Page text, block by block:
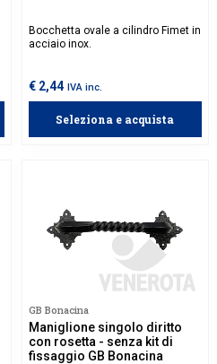
Bocchetta ovale a cilindro Fimet in
acciaio inox.
€ 2,44 IVA inc.
Seleziona e acquista
GB Bonacina
Maniglione singolo diritto
con rosetta - senza kit di
fissaggio GB Bonacina